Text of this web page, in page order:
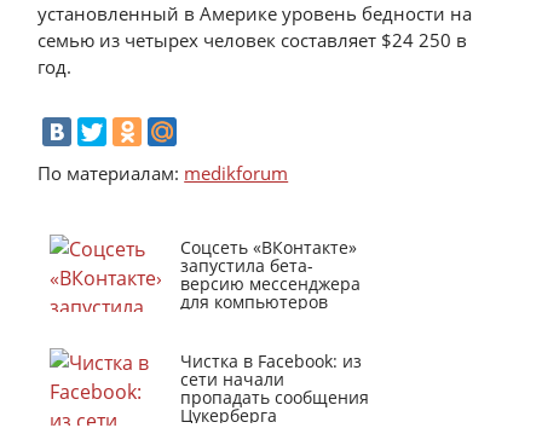
установленный в Америке уровень бедности на
семью из четырех человек составляет $24 250 в
год.
По материалам: medikforum
Соцсеть «ВКонтакте»
запустила бета-
версию мессенджера
для компьютеров
Чистка в Facebook: из
сети начали
пропадать сообщения
Цукерберга